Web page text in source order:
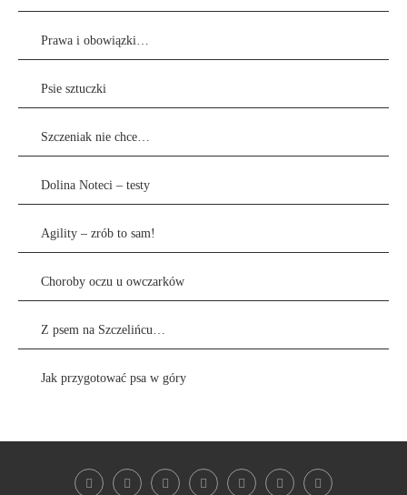
Prawa i obowiązki…
Psie sztuczki
Szczeniak nie chce…
Dolina Noteci – testy
Agility – zrób to sam!
Choroby oczu u owczarków
Z psem na Szczelińcu…
Jak przygotować psa w góry